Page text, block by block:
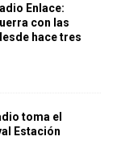
Enlace:
con las
hace tres
toma el
Estación